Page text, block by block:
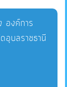
องค์การ
อุบลราชธานี